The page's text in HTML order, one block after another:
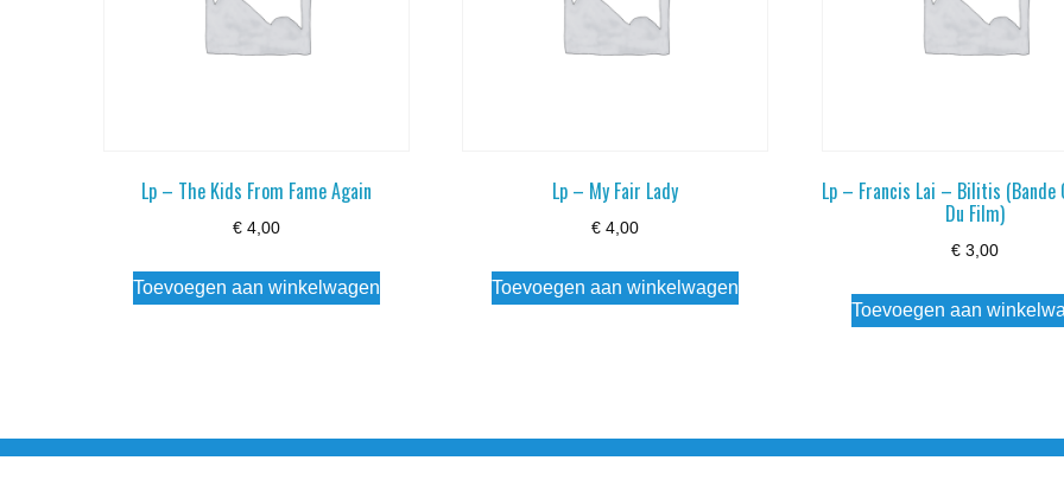
Lp – The Kids From Fame Again
€4,00
Toevoegen aan winkelwagen
Lp – My Fair Lady
€ 4,00
Toevoegen aan winkelwagen
Lp – Francis Lai – Bilitis (Bande
Du Film)
€3,00
Toevoegen aan